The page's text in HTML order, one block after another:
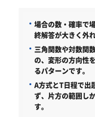
場合の数・確率で
終解答が大きく外
三角関数や対数関
の、変形の方向性
るパターンです。
A方式とT日程で出
ず、片方の範囲し
す。